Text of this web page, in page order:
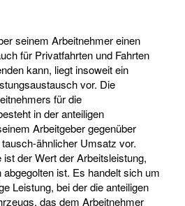
seinem Arbeitnehmer einen
für Privatfahrten und Fahrten
kann, liegt insoweit ein
vor. Die
für die
in der anteiligen
Arbeitgeber gegenüber
ähnlicher Umsatz vor.
der Wert der Arbeitsleistung,
ist. Es handelt sich um
Leistung, bei der die anteiligen
das dem Arbeitnehmer